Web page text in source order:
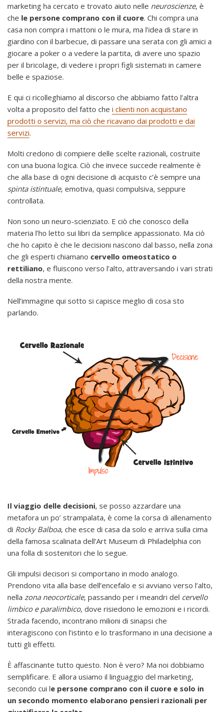
marketing ha cercato e trovato aiuto nelle neuroscienze, è
che le persone comprano con il cuore. Chi compra una
casa non compra i mattoni o le mura, ma l’idea di stare in
giardino con il barbecue, di passare una serata con gli amici a
giocare a poker o a vedere la partita, di avere uno spazio
per il bricolage, di vedere i propri figli sistemati in camere
belle e spaziose.
E qui ci ricolleghiamo al discorso che abbiamo fatto l’altra
volta a proposito del fatto che i clienti non acquistano
prodotti o servizi, ma ciò che ricavano dai prodotti e dai
servizi.
Molti credono di compiere delle scelte razionali, costruite
con una buona logica. Ciò che invece succede realmente è
che alla base di ogni decisione di acquisto c’è sempre una
spinta istintuale, emotiva, quasi compulsiva, seppure
controllata.
Non sono un neuro-scienziato. E ciò che conosco della
materia l’ho letto sui libri da semplice appassionato. Ma ciò
che ho capito è che le decisioni nascono dal basso, nella zona
che gli esperti chiamano cervello omeostatico o
rettiliano, e fluiscono verso l’alto, attraversando i vari strati
della nostra mente.
Nell’immagine qui sotto si capisce meglio di cosa sto
parlando.
Il viaggio delle decisioni, se posso azzardare una
metafora un po’ strampalata, è come la corsa di allenamento
di Rocky Balboa, che esce di casa da solo e arriva sulla cima
della famosa scalinata dell’Art Museum di Philadelphia con
una folla di sostenitori che lo segue.
Gli impulsi decisori si comportano in modo analogo.
Prendono vita alla base dell’encefalo e si avviano verso l’alto,
nella zona neocorticale, passando per i meandri del cervello
limbico e paralimbico, dove risiedono le emozioni e i ricordi.
Strada facendo, incontrano milioni di sinapsi che
interagiscono con l’istinto e lo trasformano in una decisione a
tutti gli effetti.
È affascinante tutto questo. Non è vero? Ma noi dobbiamo
semplificare. E allora usiamo il linguaggio del marketing,
secondo cui le persone comprano con il cuore e solo in
un secondo momento elaborano pensieri razionali per